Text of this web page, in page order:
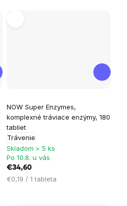
NOW Super Enzymes,
komplexné tráviace enzýmy, 180
tabliet
Trávenie
hodnotenie
produktu
je
5,0
z
5
hviezdičiek.
Skladom > 5 ks
Po 10.8. u vás
€34,60
Jednotková
€0,19 / 1 tableta